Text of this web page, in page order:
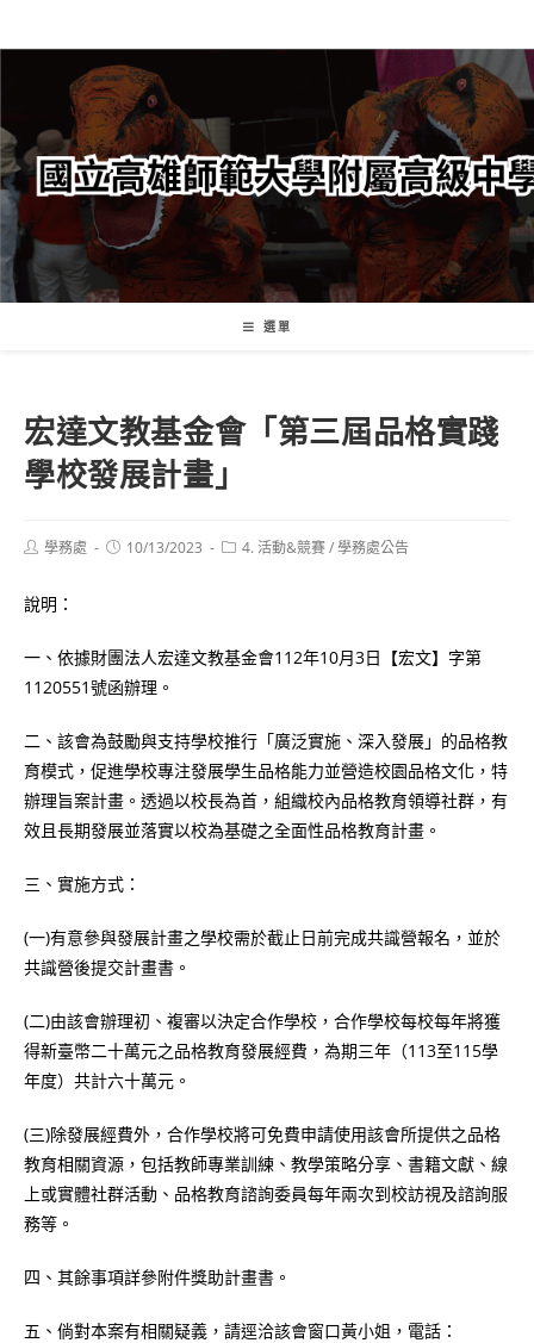
轉
要
內
容
選單
宏達文教基金會「第三屆品格實踐
學校發展計畫」
Post學務處
Post10/13/2023
Post4. 活動&競賽/學務處公告
說明：
一、依據財團法人宏達文教基金會112年10月3日【宏文】字第
1120551號函辦理。
二、該會為鼓勵與支持學校推行「廣泛實施、深入發展」的品格教
育模式，促進學校專注發展學生品格能力並營造校園品格文化，特
辦理旨案計畫。透過以校長為首，組織校內品格教育領導社群，有
效且長期發展並落實以校為基礎之全面性品格教育計畫。
三、實施方式：
(一)有意參與發展計畫之學校需於截止日前完成共識營報名，並於
共識營後提交計畫書。
(二)由該會辦理初、複審以決定合作學校，合作學校每校每年將獲
得新臺幣二十萬元之品格教育發展經費，為期三年（113至115學
年度）共計六十萬元。
(三)除發展經費外，合作學校將可免費申請使用該會所提供之品格
教育相關資源，包括教師專業訓練、教學策略分享、書籍文獻、線
上或實體社群活動、品格教育諮詢委員每年兩次到校訪視及諮詢服
務等。
四、其餘事項詳參附件獎助計畫書。
五、倘對本案有相關疑義，請逕洽該會窗口黃小姐，電話：